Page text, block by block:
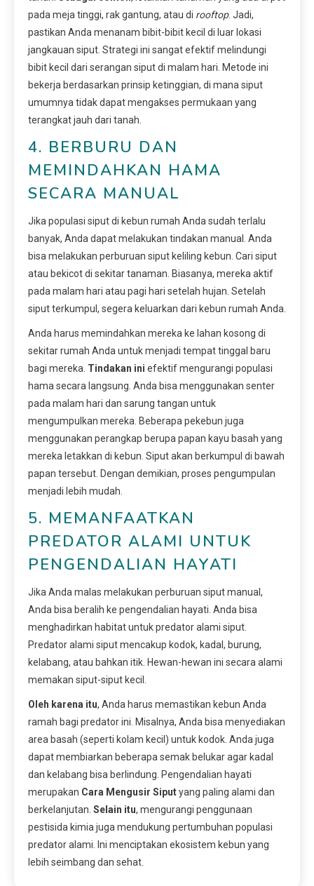
pada meja tinggi, rak gantung, atau di rooftop. Jadi,
pastikan Anda menanam bibit-bibit kecil di luar lokasi
jangkauan siput. Strategi ini sangat efektif melindungi
bibit kecil dari serangan siput di malam hari. Metode ini
bekerja berdasarkan prinsip ketinggian, di mana siput
umumnya tidak dapat mengakses permukaan yang
terangkat jauh dari tanah.
4. BERBURU DAN
MEMINDAHKAN HAMA
SECARA MANUAL
Jika populasi siput di kebun rumah Anda sudah terlalu
banyak, Anda dapat melakukan tindakan manual. Anda
bisa melakukan perburuan siput keliling kebun. Cari siput
atau bekicot di sekitar tanaman. Biasanya, mereka aktif
pada malam hari atau pagi hari setelah hujan. Setelah
siput terkumpul, segera keluarkan dari kebun rumah Anda.
Anda harus memindahkan mereka ke lahan kosong di
sekitar rumah Anda untuk menjadi tempat tinggal baru
bagi mereka. Tindakan ini efektif mengurangi populasi
hama secara langsung. Anda bisa menggunakan senter
pada malam hari dan sarung tangan untuk
mengumpulkan mereka. Beberapa pekebun juga
menggunakan perangkap berupa papan kayu basah yang
mereka letakkan di kebun. Siput akan berkumpul di bawah
papan tersebut. Dengan demikian, proses pengumpulan
menjadi lebih mudah.
5. MEMANFAATKAN
PREDATOR ALAMI UNTUK
PENGENDALIAN HAYATI
Jika Anda malas melakukan perburuan siput manual,
Anda bisa beralih ke pengendalian hayati. Anda bisa
menghadirkan habitat untuk predator alami siput.
Predator alami siput mencakup kodok, kadal, burung,
kelabang, atau bahkan itik. Hewan-hewan ini secara alami
memakan siput-siput kecil.
Oleh karena itu, Anda harus memastikan kebun Anda
ramah bagi predator ini. Misalnya, Anda bisa menyediakan
area basah (seperti kolam kecil) untuk kodok. Anda juga
dapat membiarkan beberapa semak belukar agar kadal
dan kelabang bisa berlindung. Pengendalian hayati
merupakan Cara Mengusir Siputyang paling alami dan
berkelanjutan. Selain itu, mengurangi penggunaan
pestisida kimia juga mendukung pertumbuhan populasi
predator alami. Ini menciptakan ekosistem kebun yang
lebih seimbang dan sehat.